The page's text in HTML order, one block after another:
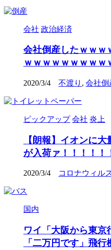
会社 政治経済
会社倒産したｗｗｗ
ｗｗｗｗｗｗｗｗｗ
2020/3/4 不渡り , 会社倒
ピックアップ 会社 炎上
【朗報】イオンに
が入荷ァ！！！！！
2020/3/4 コロナウィル
国内
ワイ「大阪から東京
「二万円です」飛